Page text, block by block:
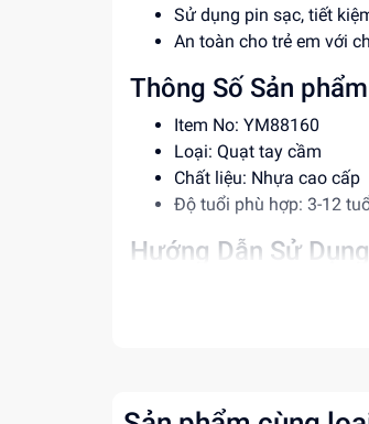
Sử dụng pin sạc, tiết
An toàn cho trẻ em với
Thông Số Sản phẩm
Item No: YM88160
Loại: Quạt tay cầm
Chất liệu: Nhựa cao cấp
Độ tuổi phù hợp: 3-12
Hướng Dẫn Sử Dụng